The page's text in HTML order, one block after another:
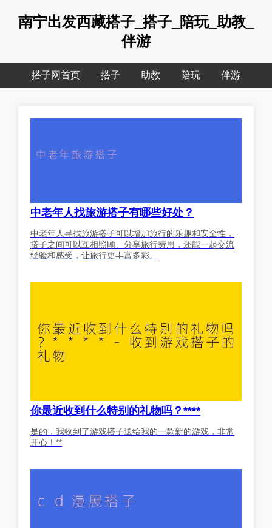
南宁出发西藏搭子_搭子_陪玩_助教_
伴游
搭子网首页 搭子 助教 陪玩 伴游
中老年人找旅游搭子有哪些好处？
中老年人寻找旅游搭子可以增加旅行的乐趣和安全性，
搭子之间可以互相照顾、分享旅行费用，还能一起交流
经验和感受，让旅行更丰富多彩。
你最近收到什么特别的礼物吗？****
是的，我收到了游戏搭子送给我的一款新的游戏，非常
开心！**